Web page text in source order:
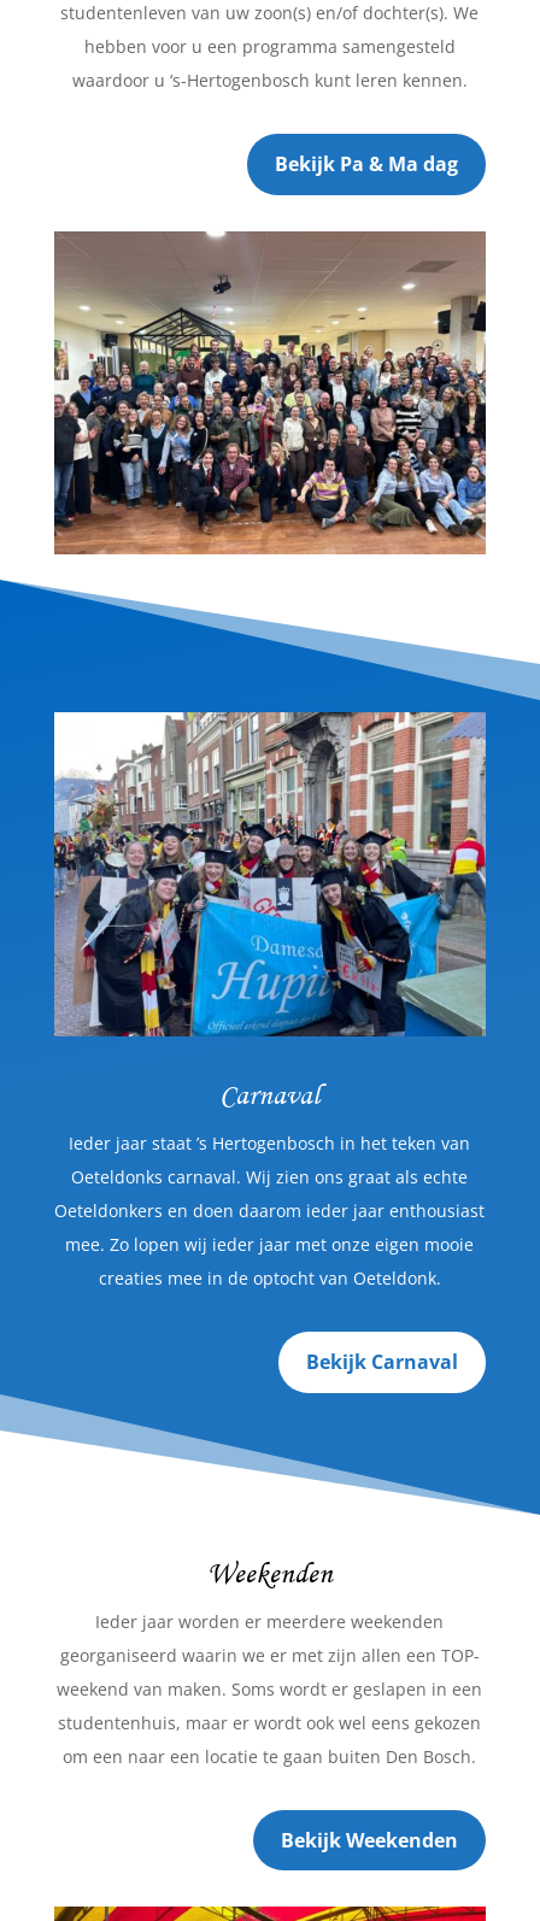
studentenleven van uw zoon(s) en/of dochter(s). We
hebben voor u een programma samengesteld
waardoor u ‘s-Hertogenbosch kunt leren kennen.
Bekijk Pa & Ma dag
Carnaval
Ieder jaar staat ’s Hertogenbosch in het teken van
Oeteldonks carnaval. Wij zien ons graat als echte
Oeteldonkers en doen daarom ieder jaar enthousiast
mee. Zo lopen wij ieder jaar met onze eigen mooie
creaties mee in de optocht van Oeteldonk.
Bekijk Carnaval
Weekenden
Ieder jaar worden er meerdere weekenden
georganiseerd waarin we er met zijn allen een TOP-
weekend van maken. Soms wordt er geslapen in een
studentenhuis, maar er wordt ook wel eens gekozen
om een naar een locatie te gaan buiten Den Bosch.
Bekijk Weekenden